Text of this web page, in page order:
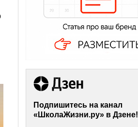
Подпишитесь на канал
«ШколаЖизни.ру» в Дзене!